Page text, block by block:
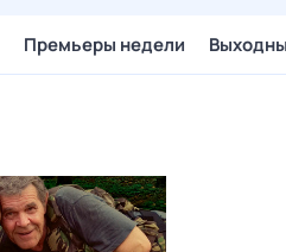
Премьеры недели